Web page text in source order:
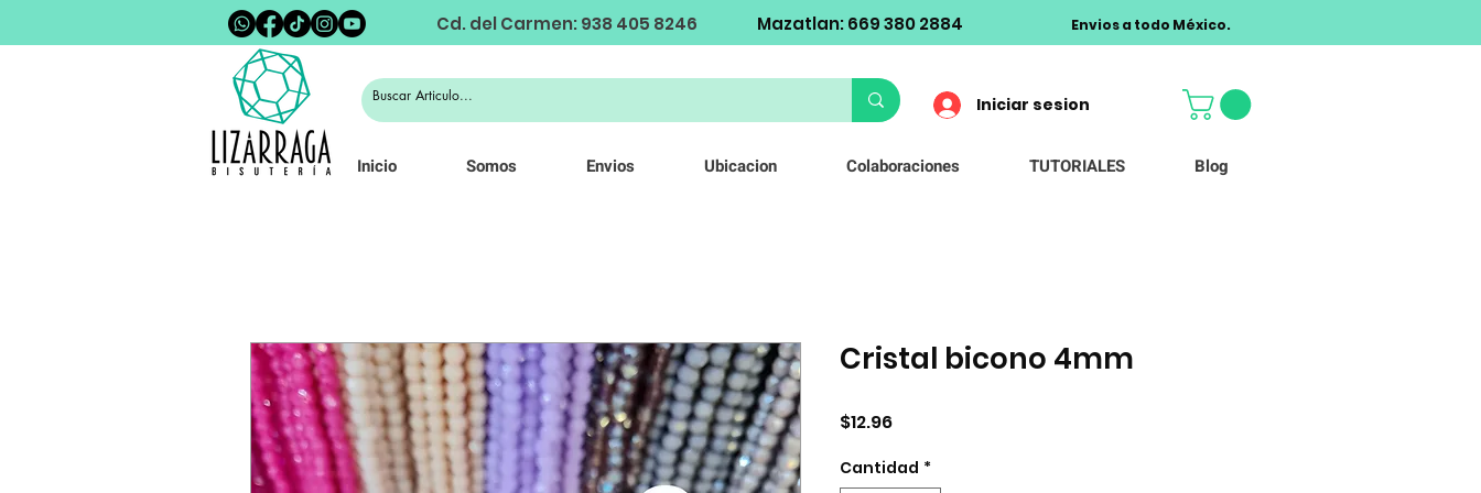
Cd. del Carmen: 938 405 8246 Mazatlan: 669 380 2884 Envios a todo México.
Iniciar sesion
Inicio Somos Envios Ubicacion Colaboraciones TUTORIALES Blog
Cristal bicono 4mm
$12.96Precio
Cantidad *